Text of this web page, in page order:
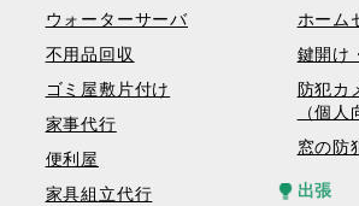
ウォーターサーバ
不用品回収
ゴミ屋敷片付け
家事代行
便利屋
家具組立代行
ホーム
鍵開け
防犯カ
（個人
窓の防
出張